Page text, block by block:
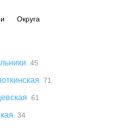
Округа
45
71
61
34